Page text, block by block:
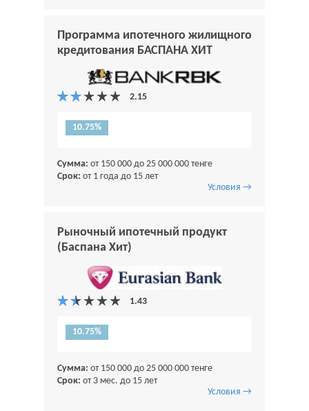
Программа ипотечного жилищного
кредитования БАСПАНА ХИТ
10.75%
Сумма: от 150 000 до 25 000 000 тенге
Срок: от 1 года до 15 лет
Условия →
Рыночный ипотечный продукт
(Баспана Хит)
10.75%
Сумма: от 150 000 до 25 000 000 тенге
Срок: от 3 мес. до 15 лет
Условия →